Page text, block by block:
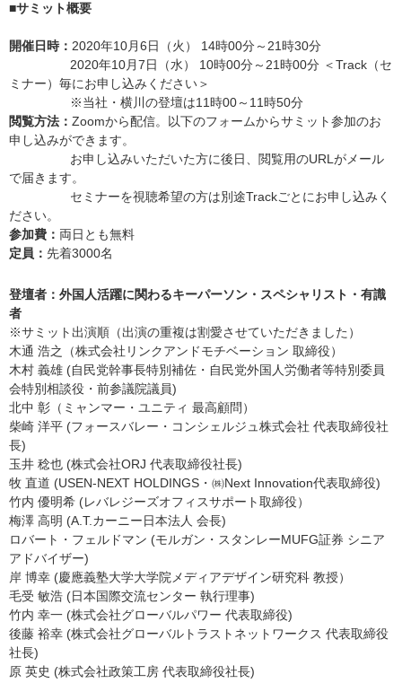
■サミット概要
開催日時： 2020年10月6日（火） 14時00分～21時30分
2020年10月7日（水） 10時00分～21時00分 ＜Track（セ
ミナー）毎にお申し込みください＞
※当社・横川の登壇は11時00～11時50分
閲覧方法： Zoomから配信。以下のフォームからサミット参加のお
申し込みができます。
お申し込みいただいた方に後日、閲覧用のURLがメール
で届きます。
セミナーを視聴希望の方は別途Trackごとにお申し込みく
ださい。
参加費： 両日とも無料
定員： 先着3000名
登壇者：外国人活躍に関わるキーパーソン・スペシャリスト・有識
者
※サミット出演順（出演の重複は割愛させていただきました）
木通 浩之（株式会社リンクアンドモチベーション 取締役）
木村 義雄 (自民党幹事長特別補佐・自民党外国人労働者等特別委員
会特別相談役・前参議院議員)
北中 彰（ミャンマー・ユニティ 最高顧問）
柴崎 洋平 (フォースバレー・コンシェルジュ株式会社 代表取締役社
長)
玉井 稔也 (株式会社ORJ 代表取締役社長)
牧 直道 (USEN-NEXT HOLDINGS・㈱Next Innovation代表取締役)
竹内 優明希 (レバレジーズオフィスサポート取締役）
梅澤 高明 (A.T.カーニー日本法人 会長)
ロバート・フェルドマン (モルガン・スタンレーMUFG証券 シニア
アドバイザー)
岸 博幸 (慶應義塾大学大学院メディアデザイン研究科 教授）
毛受 敏浩 (日本国際交流センター 執行理事)
竹内 幸一 (株式会社グローバルパワー 代表取締役)
後藤 裕幸 (株式会社グローバルトラストネットワークス 代表取締役
社長)
原 英史 (株式会社政策工房 代表取締役社長)